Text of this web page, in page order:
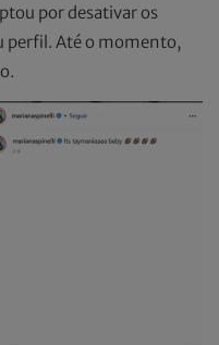
por desativar os
perfil. Até o momento,